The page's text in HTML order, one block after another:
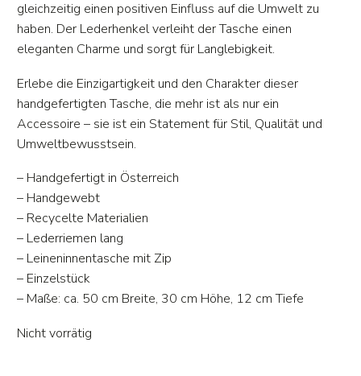
gleichzeitig einen positiven Einfluss auf die Umwelt zu
haben. Der Lederhenkel verleiht der Tasche einen
eleganten Charme und sorgt für Langlebigkeit.
Erlebe die Einzigartigkeit und den Charakter dieser
handgefertigten Tasche, die mehr ist als nur ein
Accessoire – sie ist ein Statement für Stil, Qualität und
Umweltbewusstsein.
– Handgefertigt in Österreich
– Handgewebt
– Recycelte Materialien
– Lederriemen lang
– Leineninnentasche mit Zip
– Einzelstück
– Maße: ca. 50 cm Breite, 30 cm Höhe, 12 cm Tiefe
Nicht vorrätig